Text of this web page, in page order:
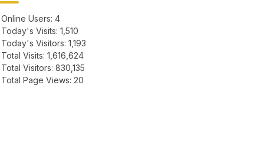
Online Users: 4
Today's Visits: 1,510
Today's Visitors: 1,193
Total Visits: 1,616,624
Total Visitors: 830,135
Total Page Views: 20